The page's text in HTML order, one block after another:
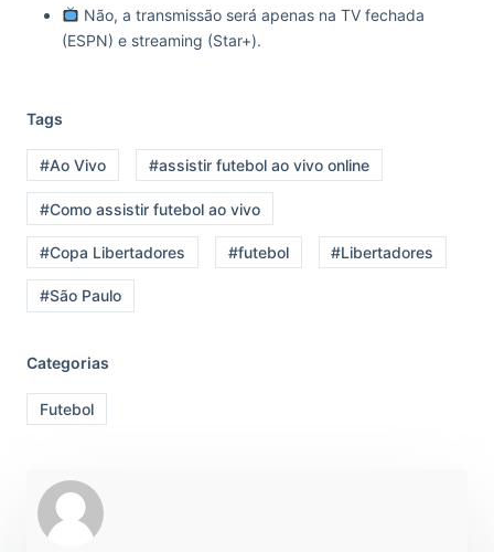
Não, a transmissão será apenas na TV fechada
(ESPN) e streaming (Star+).
Tags
#Ao Vivo #assistir futebol ao vivo online
#Como assistir futebol ao vivo
#Copa Libertadores #futebol #Libertadores
#São Paulo
Categorias
Futebol